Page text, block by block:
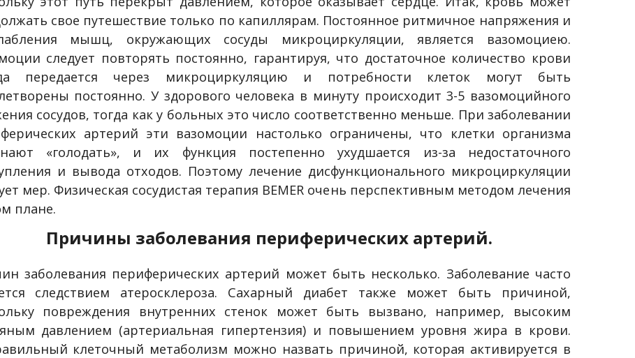
свое путешествие только по капиллярам. Постоянное ритмичное напряжения и
мышц, окружающих сосуды микроциркуляции, является вазомоциею.
следует повторять постоянно, гарантируя, что достаточное количество крови
передается через микроциркуляцию и потребности клеток могут быть
постоянно. У здорового человека в минуту происходит 3-5 вазомоцийного
сосудов, тогда как у больных это число соответственно меньше. При заболевании
артерий эти вазомоции настолько ограничены, что клетки организма
«голодать», и их функция постепенно ухудшается из-за недостаточного
и вывода отходов. Поэтому лечение дисфункционального микроциркуляции
мер. Физическая сосудистая терапия BEMER очень перспективным методом лечения
плане.
Причины заболевания периферических артерий.
заболевания периферических артерий может быть несколько. Заболевание часто
следствием атеросклероза. Сахарный диабет также может быть причиной,
повреждения внутренних стенок может быть вызвано, например, высоким
давлением (артериальная гипертензия) и повышением уровня жира в крови.
клеточный метаболизм можно назвать причиной, которая активируется в